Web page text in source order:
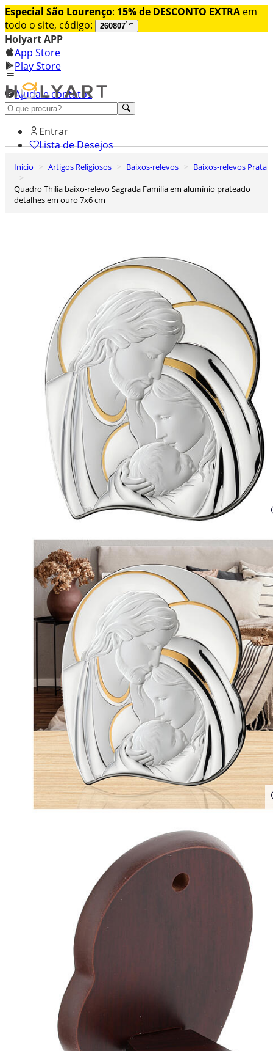
Especial São Lourenço: 15% de DESCONTO EXTRA em
todo o site, código:
260807
Holyart APP
App Store
Play Store
Ajuda e contatos
Conheça premium
Entrar
Lista de Desejos
0
Inicio Artigos Religiosos Baixos-relevos
Baixos-relevos Prata
Quadro Thilia baixo-relevo Sagrada Família em alumínio prateado
detalhes em ouro 7x6 cm